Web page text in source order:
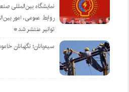
نمایشگاه بین‌المللی
روابط عمومی، امور
توانیر منتشر شد*
سیم‌بانان؛ نگهبانان